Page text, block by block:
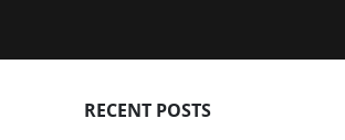
RECENT POSTS